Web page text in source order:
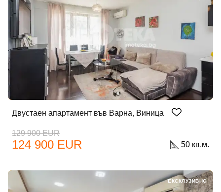
Двустаен апартамент във Варна, Виница
129 900 EUR
124 900 EUR 50 кв.м.
ЕКСКЛУЗИВНО